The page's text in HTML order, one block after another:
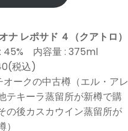
ナ レポサド ４（クアトロ）
45% 内容量 : 375ml
税込)
オークの中古樽（エル・アレ
テキーラ蒸留所が新樽で購
の後カスカウイン蒸留所が